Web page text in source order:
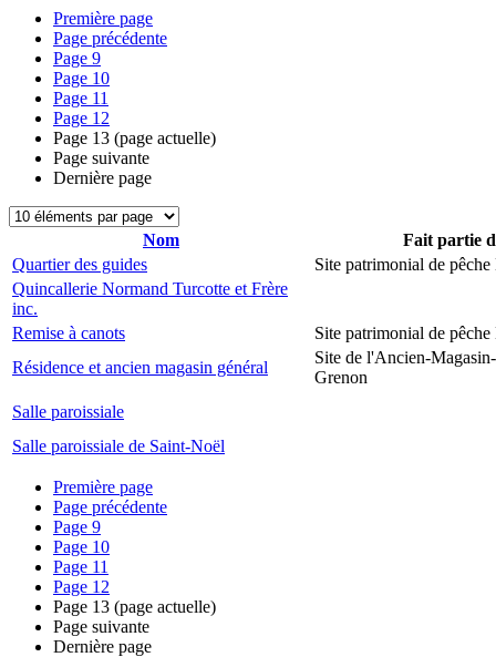
Première page
Page précédente
Page 9
Page 10
Page 11
Page 12
Page 13 (page actuelle)
Page suivante
Dernière page
Nom
Fait partie
Quartier des guides
Site patrimonial de
Quincallerie Normand Turcotte et Frère
inc.
Remise à canots
Site patrimonial de
Résidence et ancien magasin général
Site de l'Ancien-
Grenon
Salle paroissiale
Salle paroissiale de Saint-Noël
Première page
Page précédente
Page 9
Page 10
Page 11
Page 12
Page 13 (page actuelle)
Page suivante
Dernière page